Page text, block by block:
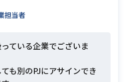
担当者
ている企業でございま
も別のPJにアサインでき